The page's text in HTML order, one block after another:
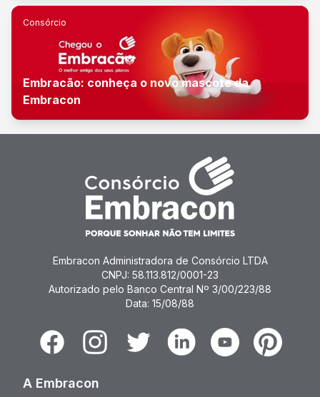
Consórcio
Embracão: conheça o novo mascote da
Embracon
Embracon Administradora de Consórcio LTDA
CNPJ: 58.113.812/0001-23
Autorizado pelo Banco Central Nº 3/00/223/88
Data: 15/08/88
FacebookInstagramTwitter LinkedinYoutubePinterest
A Embracon